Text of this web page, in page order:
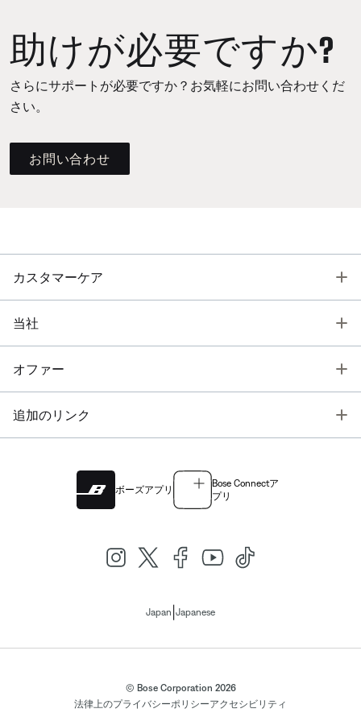
助けが必要ですか?
さらにサポートが必要ですか？お気軽にお問い合わせくだ
さい。
お問い合わせ
カスタマーケア
当社
オファー
追加のリンク
ボーズアプリ
Bose Connectア
プリ
Japan Japanese
© Bose Corporation 2026
法律上のプライバシーポリシーアクセシビリティ